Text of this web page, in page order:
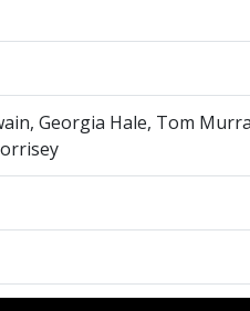
Georgia Hale, Tom